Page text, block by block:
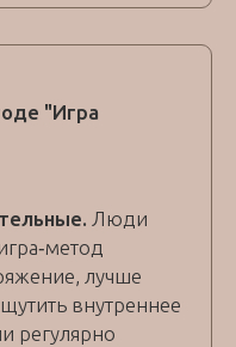
"Игра
Люди
лучше
внутреннее
регулярно